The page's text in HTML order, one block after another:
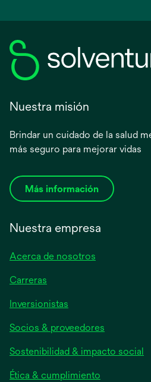
Nuestra misión
Brindar un cuidado de la salud
más seguro para mejorar vidas
Más información
Nuestra empresa
Acerca de nosotros
Carreras
Inversionistas
en
una
pestaña
nueva
Socios & proveedores
Sostenibilidad & impacto social
Ética & cumplimiento